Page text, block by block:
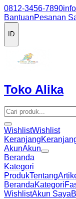
0812-3456-7890
BantuanPesanan
ID
Toko Alika
WishlistWishlist
Keranjang
AkunAkun
Beranda
Kategori
ProdukTentang
BerandaKategori
WishlistAkun Saya